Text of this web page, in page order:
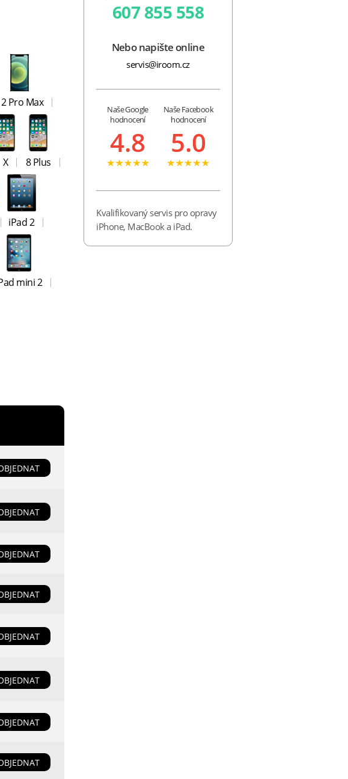
Pro Max
X 8 Plus
iPad 2
mini 2
607 855 558
Nebo napište online
servis@iroom.cz
Naše Google
hodnocení
4.8
Naše Facebook
hodnocení
5.0
Kvalifikovaný servis pro opravy
iPhone, MacBook a iPad.